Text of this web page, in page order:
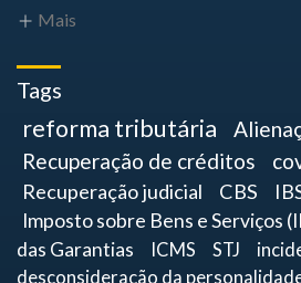
Mais
Tags
reforma tributária
Recuperação de créditos
Recuperação judicial CBS
Imposto sobre Bens e Serviços
das Garantias
ICMS STJ
desconsideração da